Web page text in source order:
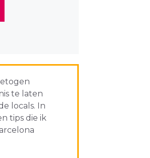
te laten
locals. In
tips die ik